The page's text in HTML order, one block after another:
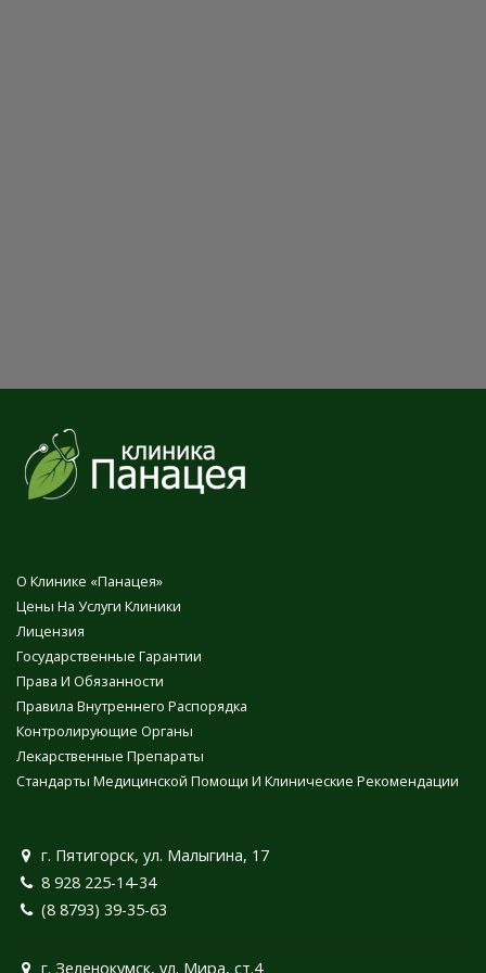
О Клинике «Панацея»
Цены На Услуги Клиники
Лицензия
Государственные Гарантии
Права И Обязанности
Правила Внутреннего Распорядка
Контролирующие Органы
Лекарственные Препараты
Стандарты Медицинской Помощи И Клинические Рекомендации
г. Пятигорск, ул. Малыгина, 17
8 928 225-14-34
(8 8793) 39-35-63
г. Зеленокумск, ул. Мира, ст.4